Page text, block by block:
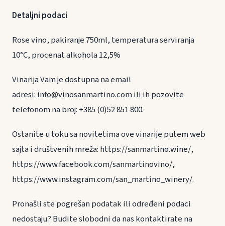
Detaljni podaci
Rose vino, pakiranje 750ml, temperatura serviranja
10°C, procenat alkohola 12,5%
Vinarija Vam je dostupna na email
adresi: info@vinosanmartino.com ili ih pozovite
telefonom na broj: +385 (0)52 851 800.
Ostanite u toku sa novitetima ove vinarije putem web
sajta i društvenih mreža: https://sanmartino.wine/,
https://www.facebook.com/sanmartinovino/,
https://www.instagram.com/san_martino_winery/.
Pronašli ste pogrešan podatak ili određeni podaci
nedostaju? Budite slobodni da nas kontaktirate na